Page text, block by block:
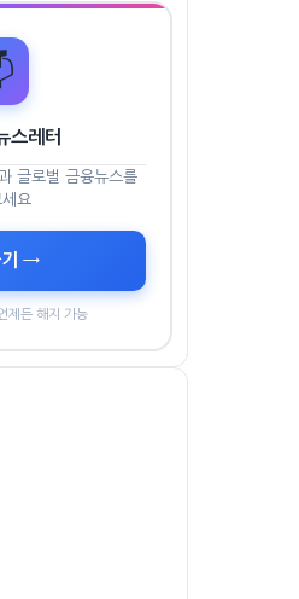
스레터
글로벌 금융뉴스를
요
기 →
제든 해지 가능